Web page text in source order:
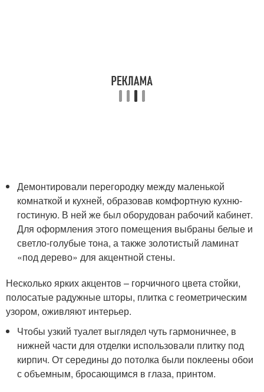
Демонтировали перегородку между маленькой
комнаткой и кухней, образовав комфортную кухню-
гостиную. В ней же был оборудован рабочий кабинет.
Для оформления этого помещения выбраны белые и
светло-голубые тона, а также золотистый ламинат
«под дерево» для акцентной стены.
Несколько ярких акцентов – горчичного цвета стойки,
полосатые радужные шторы, плитка с геометрическим
узором, оживляют интерьер.
Чтобы узкий туалет выглядел чуть гармоничнее, в
нижней части для отделки использовали плитку под
кирпич. От середины до потолка были поклеены обои
с объемным, бросающимся в глаза, принтом.